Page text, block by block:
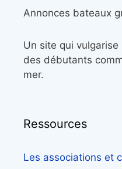
Annonces bateaux
Un site qui
des débutants
mer.
Ressources
Les associations et